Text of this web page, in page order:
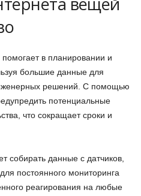
в планировании и
большие данные для
решений. С помощью
потенциальные
что сокращает сроки и
собирать данные с датчиков,
постоянного мониторинга
реагирования на любые